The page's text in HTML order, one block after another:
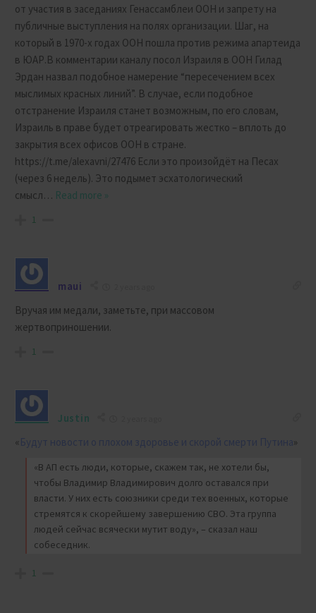
от участия в заседаниях Генассамблеи ООН и запрету на
публичные выступления на полях организации. Шаг, на
который в 1970-х годах ООН пошла против режима апартеида
в ЮАР.В комментарии каналу посол Израиля в ООН Гилад
Эрдан назвал подобное намерение “пересечением всех
мыслимых красных линий”. В случае, если подобное
отстранение Израиля станет возможным, по его словам,
Израиль в праве будет отреагировать жестко – вплоть до
закрытия всех офисов ООН в стране.
https://t.me/alexavni/27476 Если это произойдёт на Песах
(через 6 недель). Это подымет эсхатологический
смысл… Read more »
1
maui
Вручая им медали, заметьте, при массовом
жертвоприношении.
1
Justin
«Будут новости о плохом здоровье и скорой смерти Путина»
«В АП есть люди, которые, скажем так, не хотели бы,
чтобы Владимир Владимирович долго оставался при
власти. У них есть союзники среди тех военных, которые
стремятся к скорейшему завершению СВО. Эта группа
людей сейчас всячески мутит воду», – сказал наш
собеседник.
1